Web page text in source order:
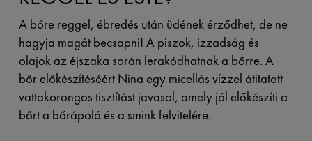
A bőre reggel, ébredés után üdének érződhet, de ne
hagyja magát becsapni! A piszok, izzadság és
olajok az éjszaka során lerakódhatnak a bőrre. A
bőr előkészítéséért Nina egy micellás vízzel átitatott
vattakorongos tisztítást javasol, amely jól előkészíti a
bőrt a bőrápoló és a smink felvitelére.